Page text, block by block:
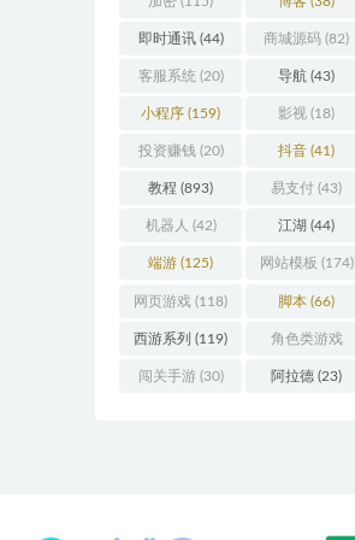
即时通讯(44) 商城源码 (82)
客服系统 (20) 导航 (43)
小程序 (159) 影视 (18)
投资赚钱 (20) 抖音 (41)
教程 (893) 易支付 (43)
机器人 (42) 江湖 (44)
端游 (125) 网站模板 (174)
网页游戏 (118) 脚本 (66)
西游系列 (119) 角色类游戏
(306)
闯关手游(30) 阿拉德 (23)